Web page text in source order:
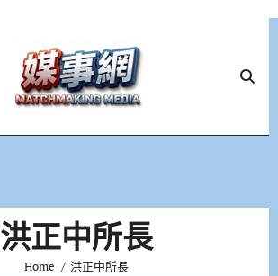
洪正中所長
Home 洪正中所長